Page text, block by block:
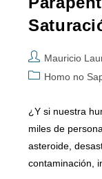
Mauricio
Homo no
¿Y si nuestra
miles de
asteroide,
contaminación,